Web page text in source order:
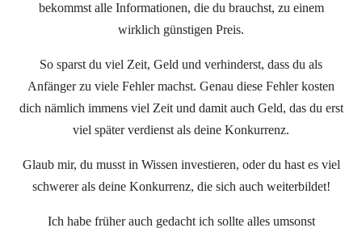
bekommst alle Informationen, die du brauchst, zu einem
wirklich günstigen Preis.
So sparst du viel Zeit, Geld und verhinderst, dass du als
Anfänger zu viele Fehler machst. Genau diese Fehler kosten
dich nämlich immens viel Zeit und damit auch Geld, das du erst
viel später verdienst als deine Konkurrenz.
Glaub mir, du musst in Wissen investieren, oder du hast es viel
schwerer als deine Konkurrenz, die sich auch weiterbildet!
Ich habe früher auch gedacht ich sollte alles umsonst